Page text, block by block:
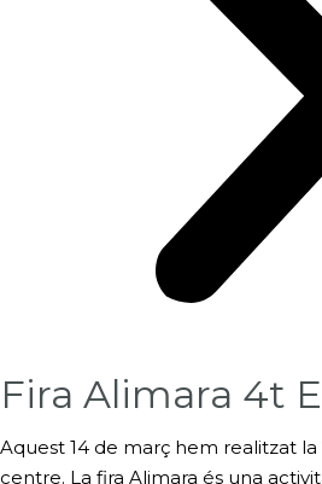
Fira Alimara 4t
Aquest 14 de març hem realitzat la
centre. La fira Alimara és una